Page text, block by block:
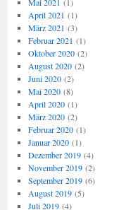
Mai 2021 (1)
April 2021 (1)
März 2021 (3)
Februar 2021 (1)
Oktober 2020(2)
August 2020(2)
Juni 2020(2)
Mai 2020(8)
April 2020(1)
März 2020(2)
Februar 2020(1)
Januar 2020(1)
Dezember 2019(4)
November 2019(2)
September 2019(6)
August 2019(5)
Juli 2019(4)